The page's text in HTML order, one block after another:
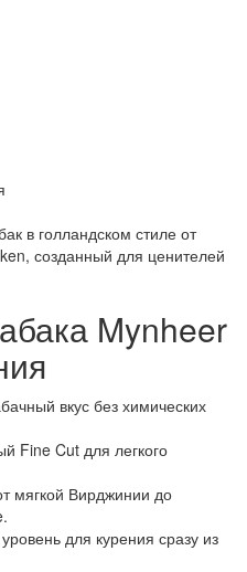
в голландском стиле от
созданный для ценителей
Mynheer
вкус без химических
Fine Cut для легкого
мягкой Вирджинии до
для курения сразу из